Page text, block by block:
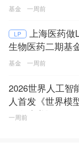
基金 一周前
LP
上海医药做
生物医药二期基
基金 一周前
2026世界人工智
人首发《世界模
GI白皮书》
一周前